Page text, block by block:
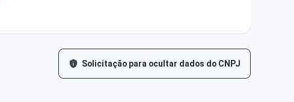
Solicitação para ocultar dados do CNPJ